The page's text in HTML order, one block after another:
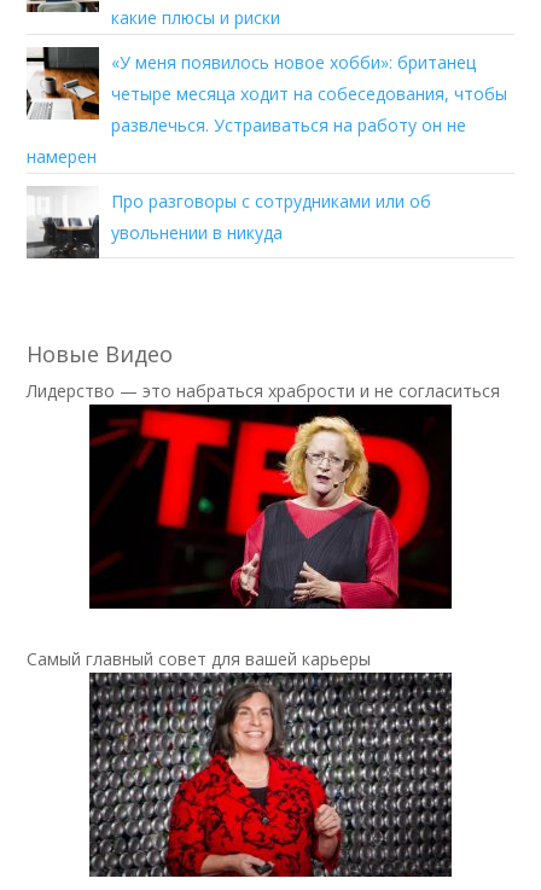
какие плюсы и риски
«У меня появилось новое хобби»: британец
четыре месяца ходит на собеседования, чтобы
развлечься. Устраиваться на работу он не
намерен
Про разговоры с сотрудниками или об
увольнении в никуда
Новые Видео
Лидерство — это набраться храбрости и не согласиться
Самый главный совет для вашей карьеры